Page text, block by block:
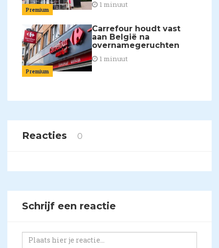
Premium
1 minuut
Premium
Carrefour houdt vast
aan België na
overnamegeruchten
1 minuut
Reacties 0
Schrijf een reactie